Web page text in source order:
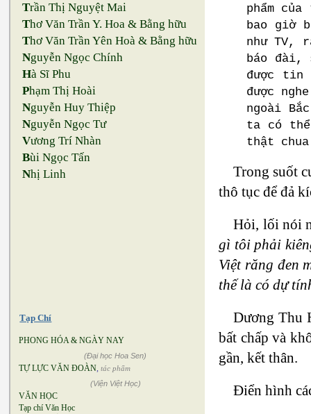
Trần Thị Nguyệt Mai
Thơ Văn Trần Y. Hoa & Bằng hữu
Thơ Văn Trần Yên Hoà & Bằng hữu
Nguyễn Ngọc Chính
Hà Sĩ Phu
Phạm Thị Hoài
Nguyễn Huy Thiệp
Nguyễn Ngọc Tư
Vương Trí Nhàn
Bùi Ngọc Tấn
Nhị Linh
Tạp Chí
PHONG HÓA & NGÀY NAY
(Đại học Hoa Sen)
TỰ LỰC VĂN ĐOÀN, tác phẩm
(Viện Việt Học)
VĂN HỌC
Tạp chí Văn Học
phẩm
bao giờ
như TV,
báo đài,
được tin
được
ngoài
ta có thể
thật
Trong suốt
thô tục để đả
Hỏi, lối nói
gì tôi phải
Việt răng đen
thế là có dự
Dương Thu
bất chấp và
gần, kết thân.
Điển hình